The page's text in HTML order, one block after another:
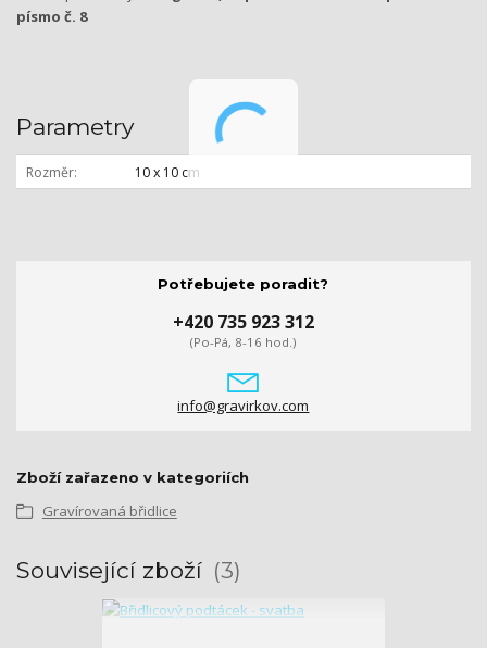
písmo č. 8
Parametry
Rozměr 10 x 10 cm
Potřebujete poradit?
+420 735 923 312
(Po-Pá, 8-16 hod.)
info@gravirkov.com
Zboží zařazeno v kategoriích
Gravírovaná břidlice
Související zboží 3